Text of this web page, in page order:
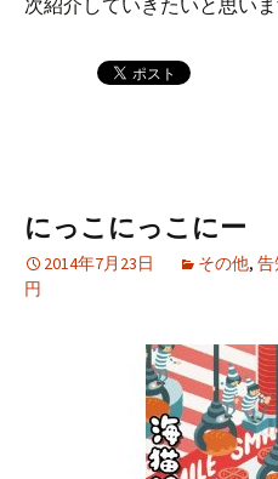
次紹介していきたいと思いま
にっこにっこにー
2014年7月23日 その他, 告
円